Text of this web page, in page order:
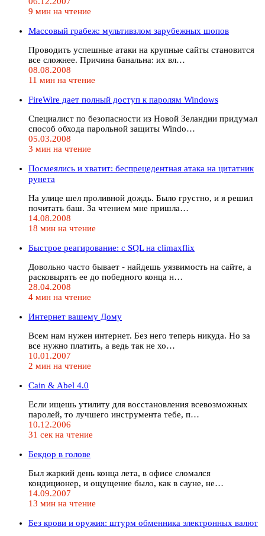
9 мин на чтение
Массовый грабеж: мультивзлом зарубежных шопов
Проводить успешные атаки на крупные сайты становится
все сложнее. Причина банальна: их вл…
08.08.2008
11 мин на чтение
FireWire дает полный доступ к паролям Windows
Специалист по безопасности из Новой Зеландии придумал
способ обхода парольной защиты Windo…
05.03.2008
3 мин на чтение
Посмеялись и хватит: беспрецедентная атака на цитатник
рунета
На улице шел проливной дождь. Было грустно, и я решил
почитать баш. За чтением мне пришла…
14.08.2008
18 мин на чтение
Быстрое реагирование: c SQL на climaxflix
Довольно часто бывает - найдешь уязвимость на сайте, а
расковырять ее до победного конца н…
28.04.2008
4 мин на чтение
Интернет вашему Дому
Всем нам нужен интернет. Без него теперь никуда. Но за
все нужно платить, а ведь так не хо…
10.01.2007
2 мин на чтение
Cain & Abel 4.0
Если ищешь утилиту для восстановления всевозможных
паролей, то лучшего инструмента тебе, п…
10.12.2006
31 сек на чтение
Бекдор в голове
Был жаркий день конца лета, в офисе сломался
кондиционер, и ощущение было, как в сауне, не…
14.09.2007
13 мин на чтение
Без крови и оружия: штурм обменника электронных валют